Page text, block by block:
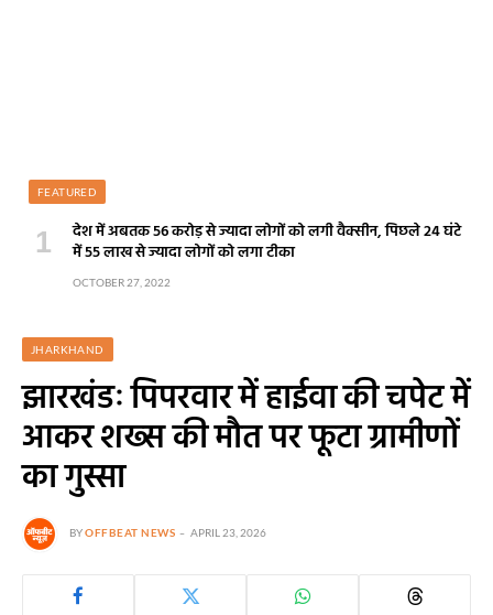
FEATURED
देश में अबतक 56 करोड़ से ज्यादा लोगों को लगी वैक्सीन, पिछले 24 घंटे
में 55 लाख से ज्यादा लोगों को लगा टीका
OCTOBER 27, 2022
JHARKHAND
झारखंडः पिपरवार में हाईवा की चपेट में
आकर शख्स की मौत पर फूटा ग्रामीणों
का गुस्सा
BYOFFBEAT NEWS APRIL 23, 2026